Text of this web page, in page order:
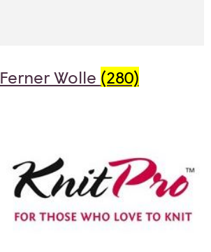
Ferner Wolle (280)